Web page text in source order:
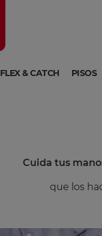
FLEX & CATCH PISOS
Cuida tus
que los